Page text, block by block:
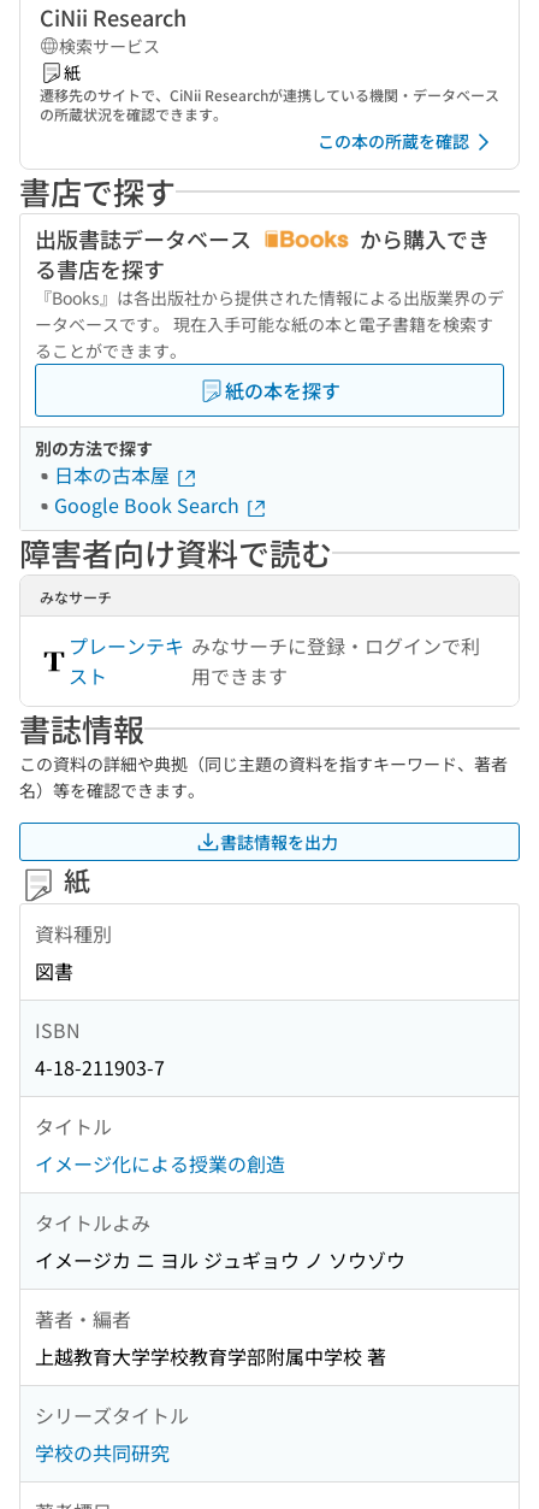
CiNii Research
検索サービス
紙
遷移先のサイトで、CiNii Researchが連携している機関・データベース
の所蔵状況を確認できます。
この本の所蔵を確認
書店で探す
出版書誌データベース
から購入でき
る書店を探す
『Books』は各出版社から提供された情報による出版業界のデ
ータベースです。 現在入手可能な紙の本と電子書籍を検索す
ることができます。
紙の本を探す
別の方法で探す
日本の古本屋
Google Book Search
障害者向け資料で読む
みなサーチ
プレーンテキ
スト
みなサーチに登録・ログインで利
用できます
書誌情報
この資料の詳細や典拠（同じ主題の資料を指すキーワード、著者
名）等を確認できます。
書誌情報を出力
紙
資料種別
図書
ISBN
4-18-211903-7
タイトル
イメージ化による授業の創造
タイトルよみ
イメージカ ニ ヨル ジュギョウ ノ ソウゾウ
著者・編者
上越教育大学学校教育学部附属中学校 著
シリーズタイトル
学校の共同研究